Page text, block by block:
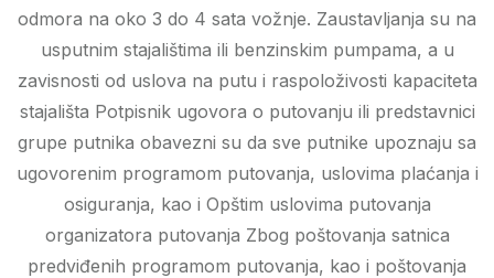
odmora na oko 3 do 4 sata vožnje. Zaustavljanja su na
usputnim stajalištima ili benzinskim pumpama, a u
zavisnosti od uslova na putu i raspoloživosti kapaciteta
stajališta Potpisnik ugovora o putovanju ili predstavnici
grupe putnika obavezni su da sve putnike upoznaju sa
ugovorenim programom putovanja, uslovima plaćanja i
osiguranja, kao i Opštim uslovima putovanja
organizatora putovanja Zbog poštovanja satnica
predviđenih programom putovanja, kao i poštovanja